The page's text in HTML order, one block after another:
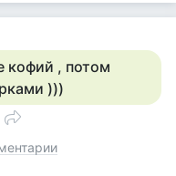
кофий , потом
)))